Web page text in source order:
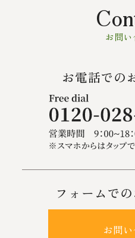
お問
お電話での
フォームで
お問